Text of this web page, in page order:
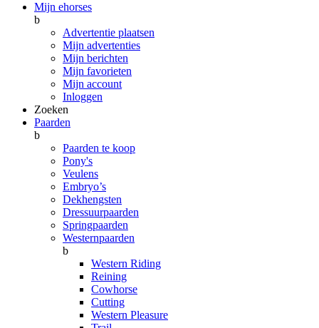
Mijn ehorses
b
Advertentie plaatsen
Mijn advertenties
Mijn berichten
Mijn favorieten
Mijn account
Inloggen
Zoeken
Paarden
b
Paarden te koop
Pony's
Veulens
Embryo’s
Dekhengsten
Dressuurpaarden
Springpaarden
Westernpaarden
b
Western Riding
Reining
Cowhorse
Cutting
Western Pleasure